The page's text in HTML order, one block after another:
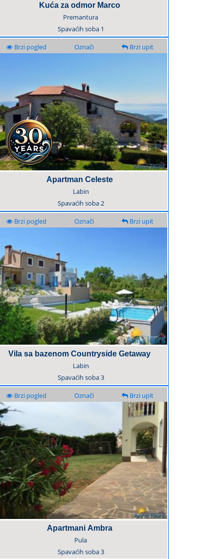
Kuća za odmor Marco
Premantura
Spavaćih soba 1
Brzi pogled Označi Brzi upit
Apartman Celeste
Labin
Spavaćih soba2
Brzi pogled Označi Brzi upit
Vila sa bazenom Countryside Getaway
Labin
Spavaćih soba3
Brzi pogled Označi Brzi upit
Apartmani Ambra
Pula
Spavaćih soba3